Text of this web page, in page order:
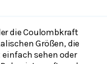
die Coulombkraft
Größen, die
sehen oder